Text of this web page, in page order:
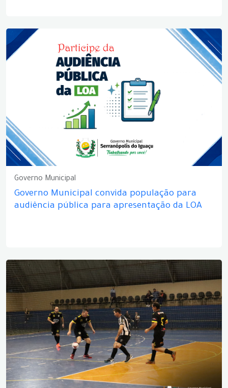
Governo Municipal
Governo Municipal convida população para
audiência pública para apresentação da LOA